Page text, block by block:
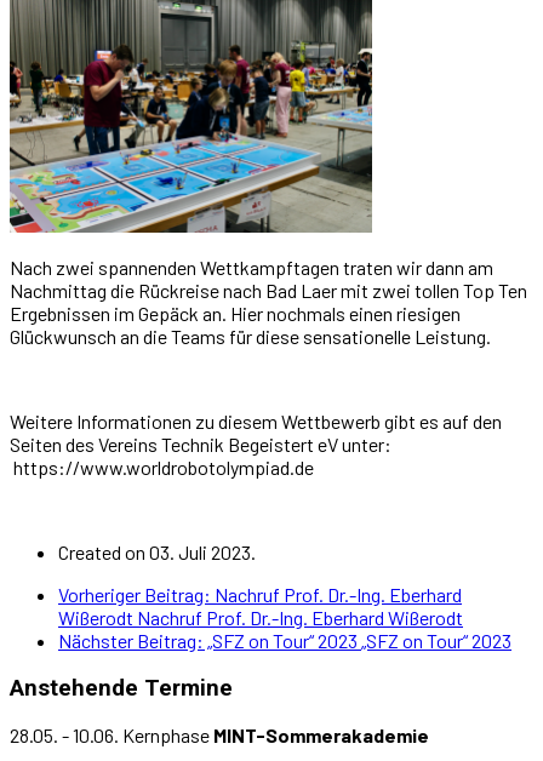
Nach zwei spannenden Wettkampftagen traten wir dann am
Nachmittag die Rückreise nach Bad Laer mit zwei tollen Top Ten
Ergebnissen im Gepäck an. Hier nochmals einen riesigen
Glückwunsch an die Teams für diese sensationelle Leistung.
Weitere Informationen zu diesem Wettbewerb gibt es auf den
Seiten des Vereins Technik Begeistert eV unter:
https://www.worldrobotolympiad.de
Created on 03. Juli 2023.
Vorheriger Beitrag: Nachruf Prof. Dr.-Ing. Eberhard
Wißerodt Nachruf Prof. Dr.-Ing. Eberhard Wißerodt
Nächster Beitrag: „SFZ on Tour“ 2023 „SFZ on Tour“ 2023
Anstehende Termine
28.05. - 10.06. Kernphase MINT-Sommerakademie